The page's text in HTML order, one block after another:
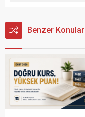
Benzer Konular